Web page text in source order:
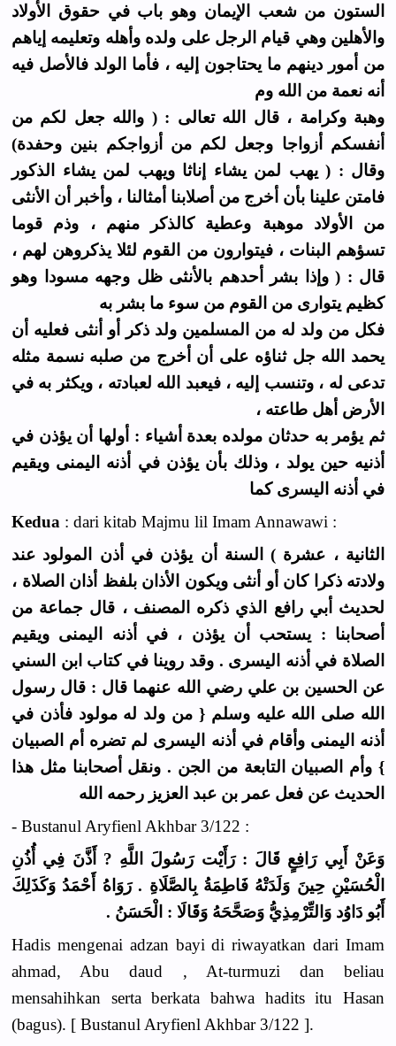
الستون من شعب الإيمان وهو باب في حقوق الأولاد
والأهلين وهي قيام الرجل على ولده وأهله وتعليمه إياهم
من أمور دينهم ما يحتاجون إليه ، فأما الولد فالأصل فيه
أنه نعمة من الله وم
وهبة وكرامة ، قال الله تعالى : ( والله جعل لكم من
أنفسكم أزواجا وجعل لكم من أزواجكم بنين وحفدة)
وقال : ( يهب لمن يشاء إناثا ويهب لمن يشاء الذكور
فامتن علينا بأن أخرج من أصلابنا أمثالنا ، وأخبر أن الأنثى
من الأولاد موهبة وعطية كالذكر منهم ، وذم قوما
تسؤهم البنات ، فيتوارون من القوم لئلا يذكروهن لهم ،
قال : ( وإذا بشر أحدهم بالأنثى ظل وجهه مسودا وهو
كظيم يتوارى من القوم من سوء ما بشر به
فكل من ولد له من المسلمين ولد ذكر أو أنثى فعليه أن
يحمد الله جل ثناؤه على أن أخرج من صلبه نسمة مثله
تدعى له ، وتنسب إليه ، فيعبد الله لعبادته ، ويكثر به في
الأرض أهل طاعته ،
ثم يؤمر به حدثان مولده بعدة أشياء : أولها أن يؤذن في
أذنيه حين يولد ، وذلك بأن يؤذن في أذنه اليمنى ويقيم
في أذنه اليسرى كما
Kedua : dari kitab Majmu lil Imam Annawawi :
الثانية ، عشرة ) السنة أن يؤذن في أذن المولود عند
ولادته ذكرا كان أو أنثى ويكون الأذان بلفظ أذان الصلاة ،
لحديث أبي رافع الذي ذكره المصنف ، قال جماعة من
أصحابنا : يستحب أن يؤذن ، في أذنه اليمنى ويقيم
الصلاة في أذنه اليسرى . وقد روينا في كتاب ابن السني
عن الحسين بن علي رضي الله عنهما قال : قال رسول
الله صلى الله عليه وسلم { من ولد له مولود فأذن في
أذنه اليمنى وأقام في أذنه اليسرى لم تضره أم الصبيان
} وأم الصبيان التابعة من الجن . ونقل أصحابنا مثل هذا
الحديث عن فعل عمر بن عبد العزيز رحمه الله
- Bustanul Aryfienl Akhbar 3/122 :
وَعَنْ أَبِي رَافِعٍ قَالَ : رَأَيْت رَسُولَ اللَّهِ ? أَذَّنَ فِي أُذُنِ
الْحُسَيْنِ حِينَ وَلَدَتْهُ فَاطِمَةُ بِالصَّلَاةِ . رَوَاهُ أَحْمَدُ وَكَذَلِكَ
أَبُو دَاوُد وَالتِّرْمِذِيُّ وَصَحَّحَهُ وَقَالَا : الْحَسَنُ .
Hadis mengenai adzan bayi di riwayatkan dari Imam
ahmad, Abu daud , At-turmuzi dan beliau
mensahihkan serta berkata bahwa hadits itu Hasan
(bagus). [ Bustanul Aryfienl Akhbar 3/122 ].